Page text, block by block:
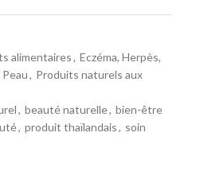
alimentaires, Eczéma, Herpès,
, Produits naturels aux
, beauté naturelle, bien-être
, produit thaïlandais, soin